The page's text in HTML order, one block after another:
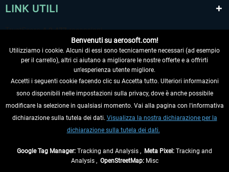
LINK UTILI
RECEDERE DAL CONTRATTO
INFORMAZIONI
Benvenuti su aerosoft.com!
Utilizziamo i cookie. Alcuni di essi sono tecnicamente necessari (ad esempio
per il carrello), altri ci aiutano a migliorare le nostre offerte e a offrirti
un'esperienza utente migliore.
Accetti i seguenti cookie facendo clic su Accetta tutto. Ulteriori informazioni
sono disponibili nelle impostazioni sulla privacy, dove è anche possibile
modificare la selezione in qualsiasi momento. Vai alla pagina con l'informativa
dichiarazione sulla tutela dei dati. Visualizza la nostra dichiarazione per la
dichiarazione sulla tutela dei dati.
Google Tag Manager: Tracking and Analysis , Meta Pixel: Tracking and
Analysis , OpenStreetMap:Misc